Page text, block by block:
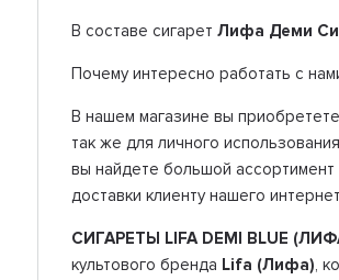
В составе сигаретЛифа Деми
Почему интересно работать с
В нашем магазине вы
так же для личного
вы найдете большой
доставки клиенту нашего
СИГАРЕТЫ LIFA DEMI BLUE
культового бренда Lifa (Лифа),